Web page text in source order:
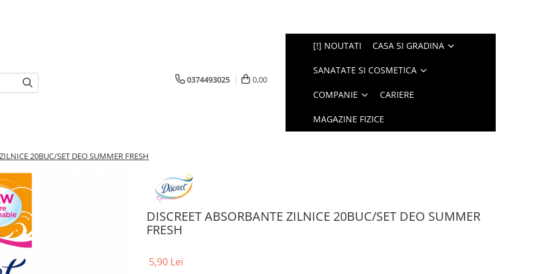
0374493025 0,00
[!] NOUTATI CASA SI GRADINA
SANATATE SI COSMETICA
COMPANIE CARIERE
MAGAZINE FIZICE
20BUC/SET DEO SUMMER FRESH
DISCREET ABSORBANTE ZILNICE 20BUC/SET DEO SUMMER
FRESH
5,90 Lei